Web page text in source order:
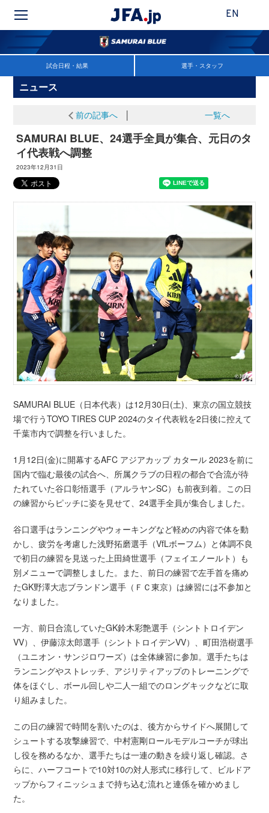
EN
試合日程・結果 選手・スタッフ
ニュース
前の記事へ│ 一覧へ
SAMURAI BLUE、24選手全員が集合、元日のタ
イ代表戦へ調整
2023年12月31日
SAMURAI BLUE（日本代表）は12月30日(土)、東京の国立競技
場で行うTOYO TIRES CUP 2024のタイ代表戦を2日後に控えて
千葉市内で調整を行いました。
1月12日(金)に開幕するAFC アジアカップ カタール 2023を前に
国内で臨む最後の試合へ、所属クラブの日程の都合で合流が待
たれていた谷口彰悟選手（アルラヤンSC）も前夜到着。この日
の練習からピッチに姿を見せて、24選手全員が集合しました。
谷口選手はランニングやウォーキングなど軽めの内容で体を動
かし、疲労を考慮した浅野拓磨選手（VfLボーフム）と体調不良
で初日の練習を見送った上田綺世選手（フェイエノールト）も
別メニューで調整しました。また、前日の練習で左手首を痛め
たGK野澤大志ブランドン選手（ＦＣ東京）は練習には不参加と
なりました。
一方、前日合流していたGK鈴木彩艶選手（シントトロイデン
VV）、伊藤涼太郎選手（シントトロイデンVV）、町田浩樹選手
（ユニオン・サンジロワーズ）は全体練習に参加。選手たちは
ランニングやストレッチ、アジリティアップのトレーニングで
体をほぐし、ボール回しや二人一組でのロングキックなどに取
り組みました。
この日の練習で時間を割いたのは、後方からサイドへ展開して
シュートする攻撃練習で、中村憲剛ロールモデルコーチが球出
し役を務めるなか、選手たちは一連の動きを繰り返し確認。さ
らに、ハーフコートで10対10の対人形式に移行して、ビルドア
ップからフィニッシュまで持ち込む流れと連係を確かめまし
た。